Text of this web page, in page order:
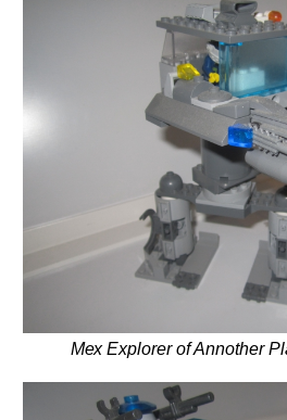
Мех Explorer of Annother